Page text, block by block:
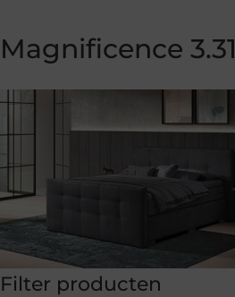
Magnificence 3.31
Filter producten